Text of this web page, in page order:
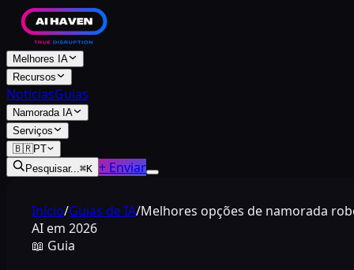
Melhores IA
Recursos
NotíciasGuias
Namorada IA
Serviços
🇧🇷PT
Pesquisar...⌘K + Enviar
Início/Guias de IA/Melhores opções de namorada
AI em 2026
📖 Guia